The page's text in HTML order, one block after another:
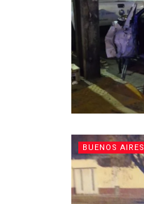
BUENOS AIRES